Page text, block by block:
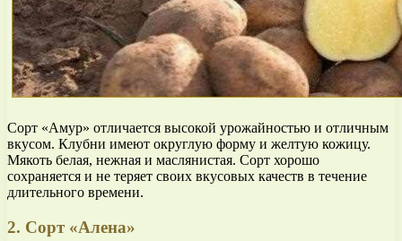
Сорт «Амур» отличается высокой урожайностью и отличным
вкусом. Клубни имеют округлую форму и желтую кожицу.
Мякоть белая, нежная и маслянистая. Сорт хорошо
сохраняется и не теряет своих вкусовых качеств в течение
длительного времени.
2. Сорт «Алена»